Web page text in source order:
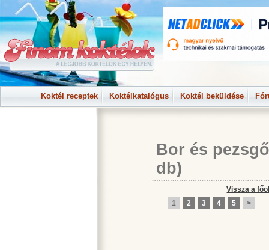
Koktél receptek Koktélkatalógus Koktél beküldése
Bor és
db)
Vissza a
1
2 3 4 5 >